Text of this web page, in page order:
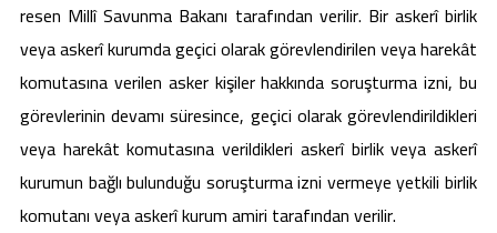
resen Millî Savunma Bakanı tarafından verilir. Bir askerî birlik
veya askerî kurumda geçici olarak görevlendirilen veya harekât
komutasına verilen asker kişiler hakkında soruşturma izni, bu
görevlerinin devamı süresince, geçici olarak görevlendirildikleri
veya harekât komutasına verildikleri askerî birlik veya askerî
kurumun bağlı bulunduğu soruşturma izni vermeye yetkili birlik
komutanı veya askerî kurum amiri tarafından verilir.